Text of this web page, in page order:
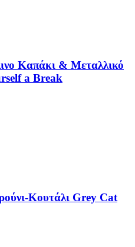
Καπάκι & Μεταλλικό
a Break
Κουτάλι Grey Cat